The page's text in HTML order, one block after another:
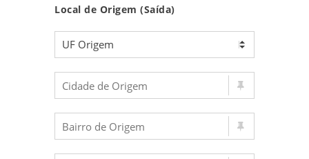
Local de Origem (Saída)